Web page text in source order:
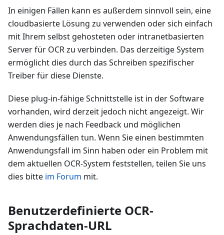
In einigen Fällen kann es außerdem sinnvoll sein, eine
cloudbasierte Lösung zu verwenden oder sich einfach
mit Ihrem selbst gehosteten oder intranetbasierten
Server für OCR zu verbinden. Das derzeitige System
ermöglicht dies durch das Schreiben spezifischer
Treiber für diese Dienste.
Diese plug-in-fähige Schnittstelle ist in der Software
vorhanden, wird derzeit jedoch nicht angezeigt. Wir
werden dies je nach Feedback und möglichen
Anwendungsfällen tun. Wenn Sie einen bestimmten
Anwendungsfall im Sinn haben oder ein Problem mit
dem aktuellen OCR-System feststellen, teilen Sie uns
dies bitte im Forum mit.
Benutzerdefinierte OCR-
Sprachdaten-URL